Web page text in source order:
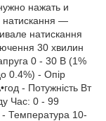
нажать и
натискання —
натискання
30 хвилин
0 - 30 В (1%
0.4%) - Опір
- Потужність Вт
Час: 0 - 99
- Температура 10-